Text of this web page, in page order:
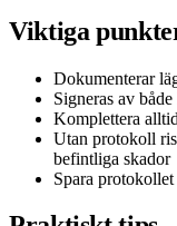
Viktiga
Dokumenterar
Signeras av
Komplettera
Utan protokoll
befintliga skador
Spara